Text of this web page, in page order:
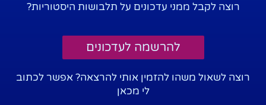
רוצה לקבל ממני עדכונים על תלבושות היסטוריות?
להרשמה לעדכונים
רוצה לשאול משהו להזמין אותי להרצאה? אפשר לכתוב
לי מכאן